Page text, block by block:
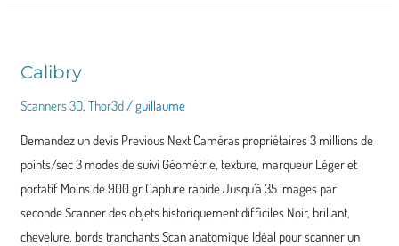
Calibry
Scanners 3D,Thor3d /guillaume
Demandez un devis Previous Next Caméras propriétaires 3 millions de
points/sec 3 modes de suivi Géométrie, texture, marqueur Léger et
portatif Moins de 900 gr Capture rapide Jusqu’à 35 images par
seconde Scanner des objets historiquement difficiles Noir, brillant,
chevelure, bords tranchants Scan anatomique Idéal pour scanner un
Calibry